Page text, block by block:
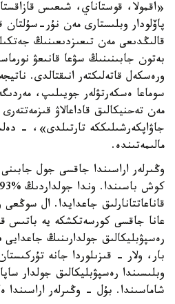
«اقمولا، قوستاناي، شىعىس
پاۆلودار وبلىستارى مەن نۇر-سۇلتان
قالىڭدىعى مەن تىعىزدىعىنىڭ
بەتون جابىنىنىڭ سۋعا قانىعۋ
سوماعا ەسكەرتۋلەر جويىلىپ،
مەن تەحنيكالىق قاداعالاۋ
جاۋاپكەرشىلىككە تارتىلدى»، -
مالىمەتىندە.
وڭىرلەر اراسىندا جاقسى جول
عانا جاقسى كورسەتكشكە يە باتىس
بار، ولار - قىزىلوردا جانە
شاماسىندا. بۇل - وڭىرلەر اراسىندا